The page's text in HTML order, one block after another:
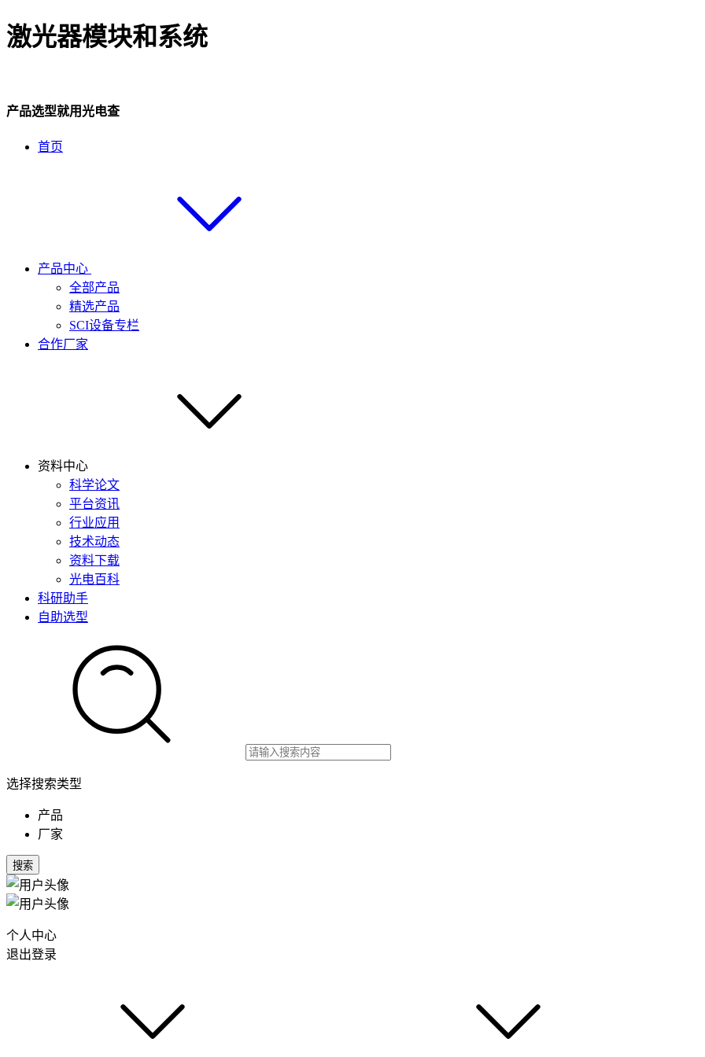
激光器模块和系统
产品选型就用光电查
首页
产品中心
全部产品
精选产品
SCI设备专栏
合作厂家
资料中心
科学论文
平台资讯
行业应用
技术动态
资料下载
光电百科
科研助手
自助选型
选择搜索类型
产品
厂家
搜索
个人中心
退出登录